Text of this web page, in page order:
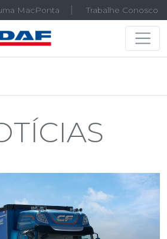
MacPonta Trabalhe Conosco